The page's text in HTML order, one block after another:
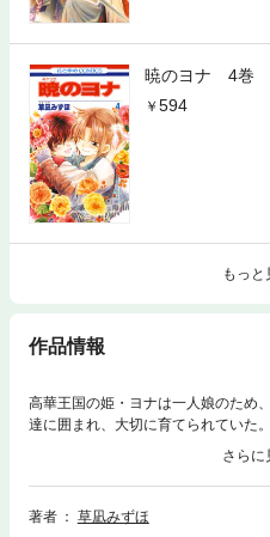
暁のヨナ 4巻
594
もっと
作品情報
高華王国の姫・ヨナは一人娘のため
達に囲まれ、大切に育てられていた
ナは想いを寄せていた従兄のスウォ
を伝えに行く。が、そこには思いも
著者
草凪みずほ